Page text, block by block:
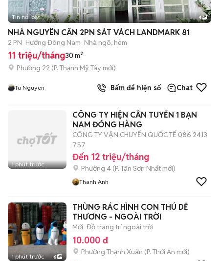
Tin nổi bật 4
NHÀ NGUYÊN CĂN 2PN SÁT VÁCH LANDMARK 81
2 PN Hướng Đông Nam Nhà ngõ, hẻm
11 triệu/tháng30 m²
Phường 22 (P. Thạnh Mỹ Tây mới)
Tu Nguyen Bấm để hiện số Chat
1 phút trước
CÔNG TY HIỆN CẦN TUYỂN 1 BẠN
NAM ĐÓNG HÀNG
CÔNG TY VẬN CHUYỂN QUỐC TẾ 086 2413
757
Đến 12 triệu/tháng
Phường 4 (P. Tân Sơn Nhất mới)
Thanh Anh
1 phút trước 6
THÙNG RÁC HÌNH CON THÚ DỄ
THƯƠNG - NGOÀI TRỜI
Mới Đồ trang trí ngoài trời
10.000 đ
Phường Thạnh Xuân (P. Thới An mới)